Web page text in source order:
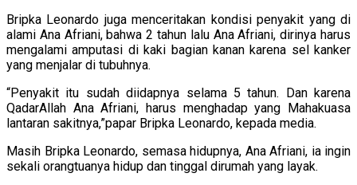
Bripka Leonardo juga menceritakan kondisi penyakit yang di
alami Ana Afriani, bahwa 2 tahun lalu Ana Afriani, dirinya harus
mengalami amputasi di kaki bagian kanan karena sel kanker
yang menjalar di tubuhnya.
“Penyakit itu sudah diidapnya selama 5 tahun. Dan karena
QadarAllah Ana Afriani, harus menghadap yang Mahakuasa
lantaran sakitnya,”papar Bripka Leonardo, kepada media.
Masih Bripka Leonardo, semasa hidupnya, Ana Afriani, ia ingin
sekali orangtuanya hidup dan tinggal dirumah yang layak.